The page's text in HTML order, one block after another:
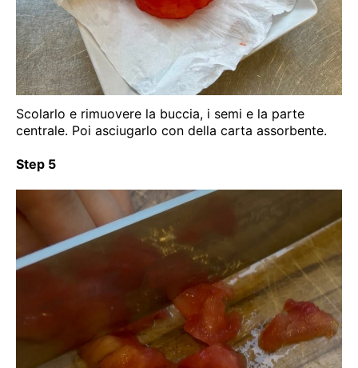
Scolarlo e rimuovere la buccia, i semi e la parte
centrale. Poi asciugarlo con della carta assorbente.
Step 5